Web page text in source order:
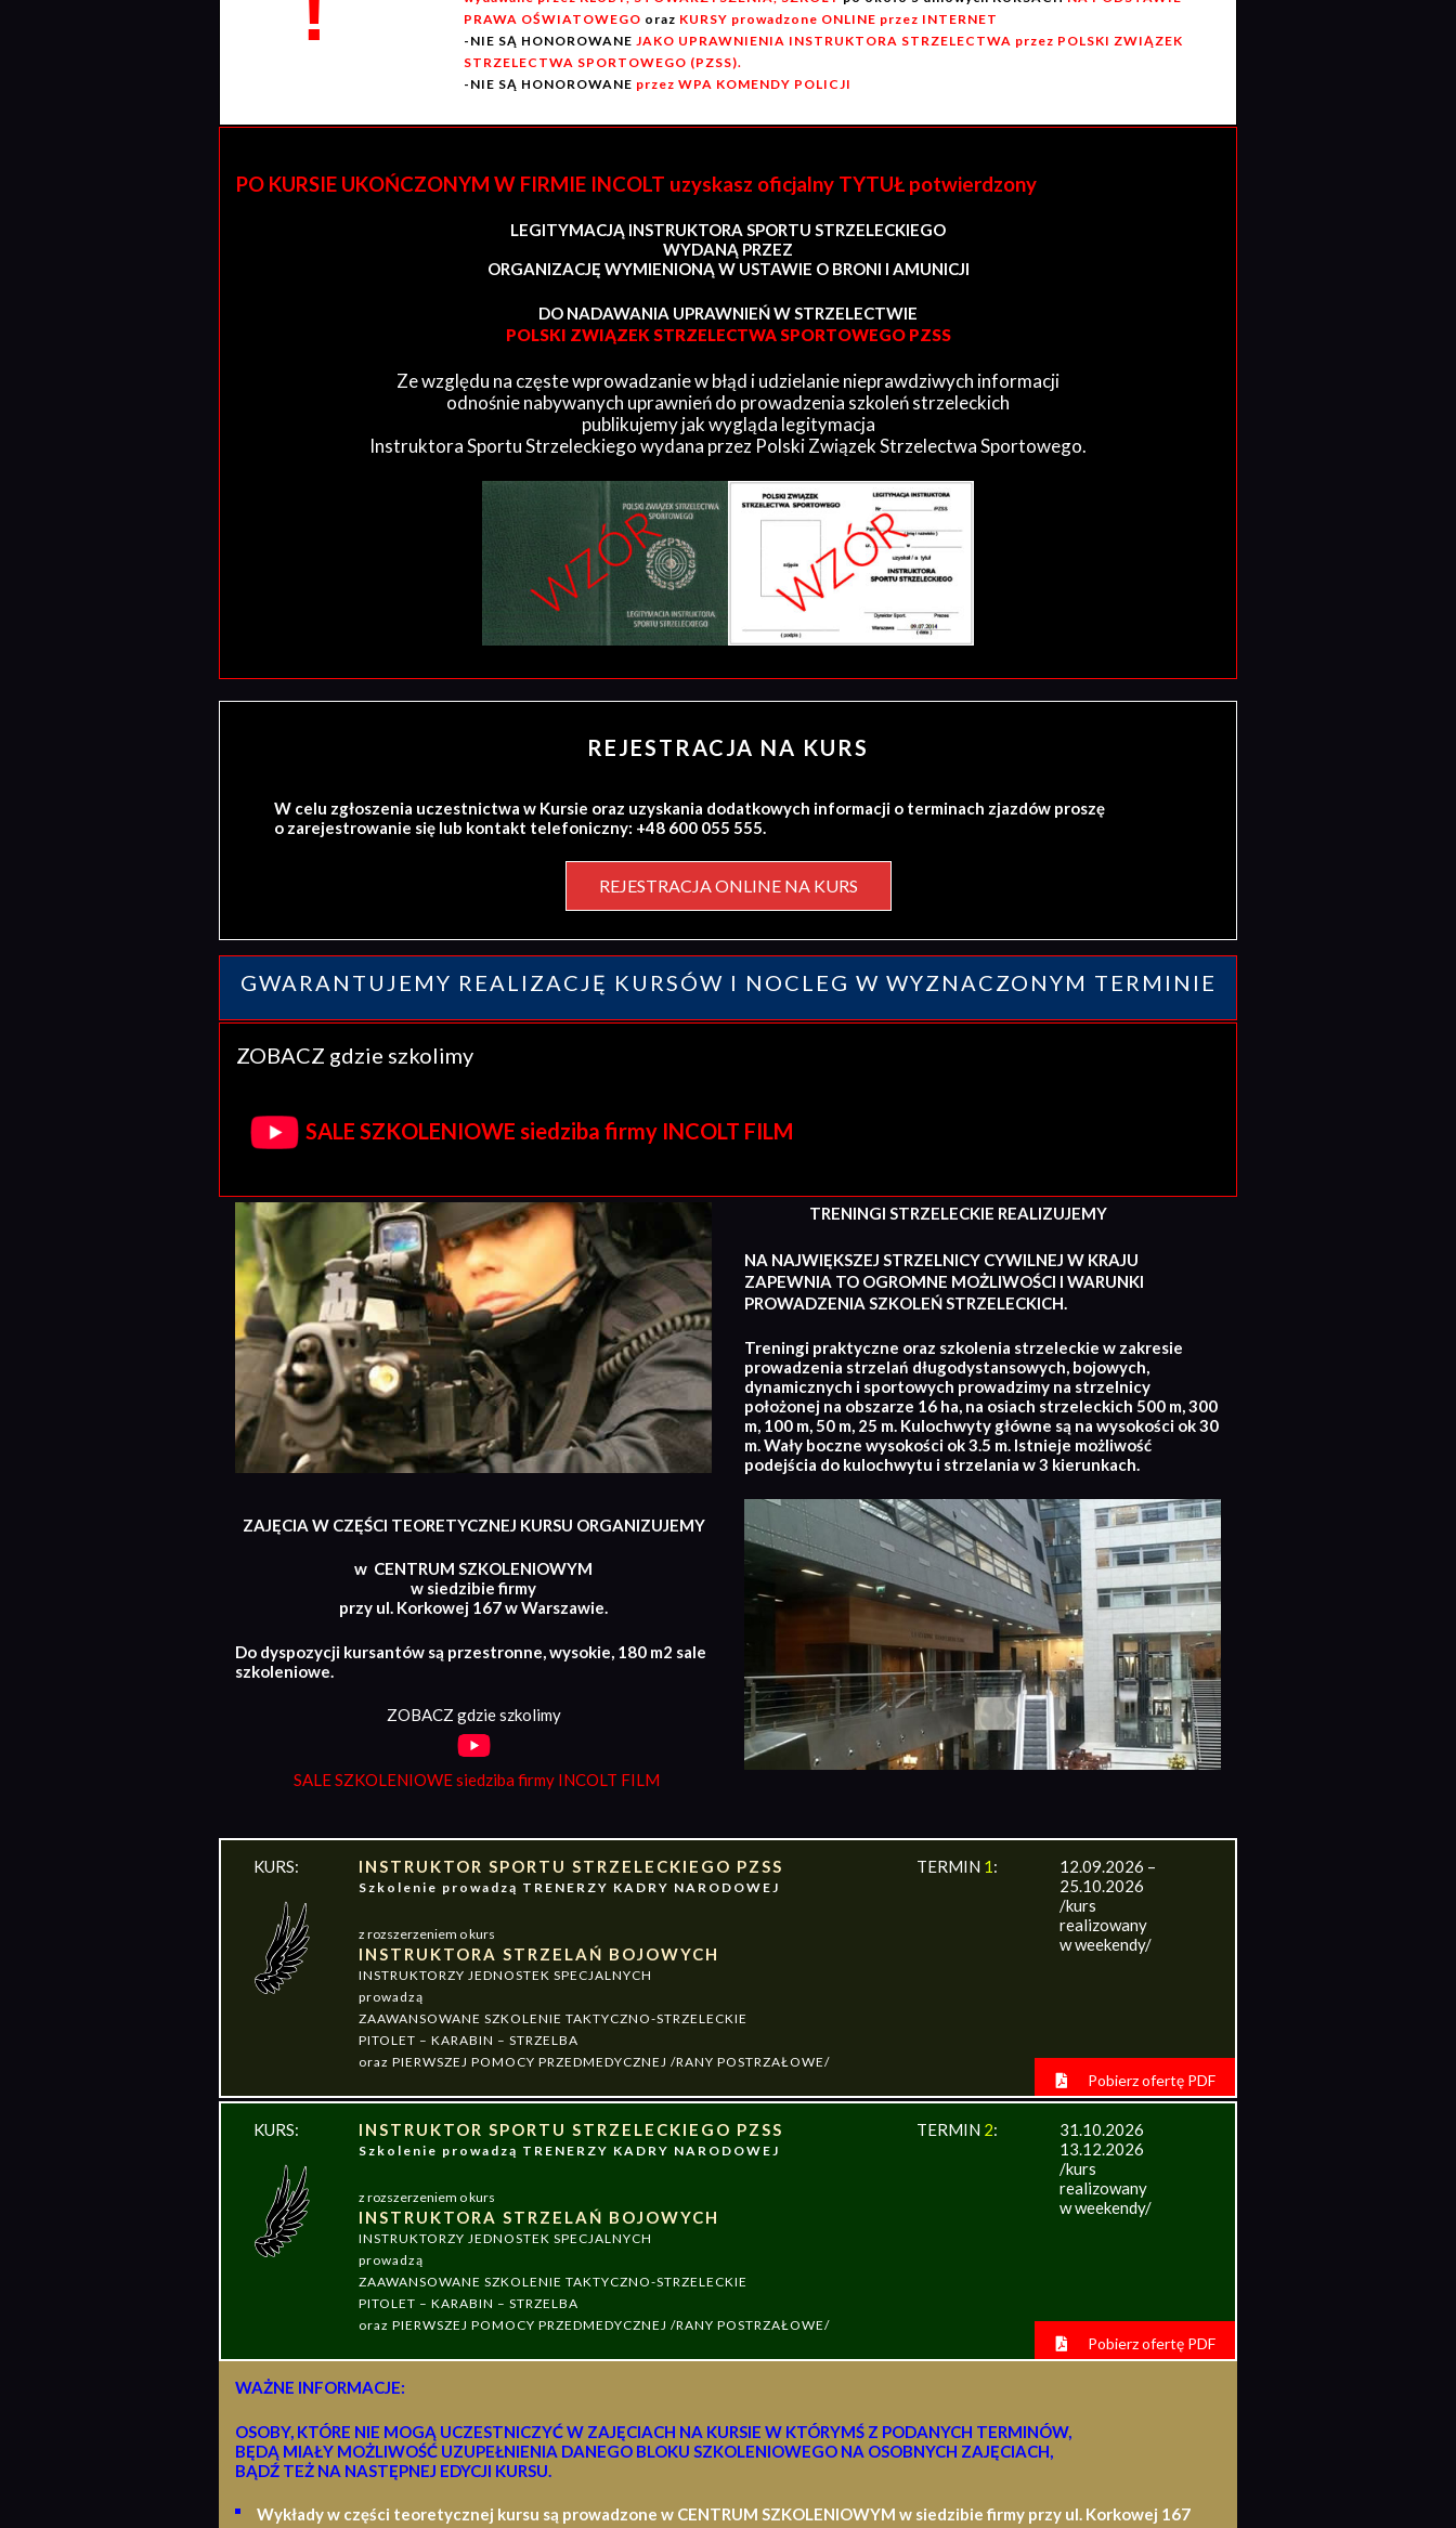
PRAWA OŚWIATOWEGO oraz KURSY prowadzone ONLINE przez INTERNET
-NIE SĄ HONOROWANE JAKO UPRAWNIENIA INSTRUKTORA STRZELECTWA przez POLSKI ZWIĄZEK
STRZELECTWA SPORTOWEGO (PZSS).
-NIE SĄ HONOROWANE przez WPA KOMENDY POLICJI
PO KURSIE UKOŃCZONYM W FIRMIE INCOLT uzyskasz oficjalny TYTUŁ potwierdzony
LEGITYMACJĄ INSTRUKTORA SPORTU STRZELECKIEGO
WYDANĄ PRZEZ
ORGANIZACJĘ WYMIENIONĄ W USTAWIE O BRONI I AMUNICJI
DO NADAWANIA UPRAWNIEŃ W STRZELECTWIE
POLSKI ZWIĄZEK STRZELECTWA SPORTOWEGO PZSS
Ze względu na częste wprowadzanie w błąd i udzielanie nieprawdziwych informacji
odnośnie nabywanych uprawnień do prowadzenia szkoleń strzeleckich
publikujemy jak wygląda legitymacja
Instruktora Sportu Strzeleckiego wydana przez Polski Związek Strzelectwa Sportowego.
REJESTRACJA NA KURS
W celu zgłoszenia uczestnictwa w Kursie oraz uzyskania dodatkowych informacji o terminach zjazdów proszę
o zarejestrowanie się lub kontakt telefoniczny: +48 600 055 555.
REJESTRACJA ONLINE NA KURS
GWARANTUJEMY REALIZACJĘ KURSÓW I NOCLEG W WYZNACZONYM TERMINIE
ZOBACZ gdzie szkolimy
SALE SZKOLENIOWE siedziba firmy INCOLT FILM
TRENINGI STRZELECKIE REALIZUJEMY
NA NAJWIĘKSZEJ STRZELNICY CYWILNEJ W KRAJU
ZAPEWNIA TO OGROMNE MOŻLIWOŚCI I WARUNKI
PROWADZENIA SZKOLEŃ STRZELECKICH.
Treningi praktyczne oraz szkolenia strzeleckie w zakresie
prowadzenia strzelań długodystansowych, bojowych,
dynamicznych i sportowych prowadzimy na strzelnicy
położonej na obszarze 16 ha, na osiach strzeleckich 500 m, 300
m, 100 m, 50 m, 25 m. Kulochwyty główne są na wysokości ok 30
m. Wały boczne wysokości ok 3.5 m. Istnieje możliwość
podejścia do kulochwytu i strzelania w 3 kierunkach.
ZAJĘCIA W CZĘŚCI TEORETYCZNEJ KURSU ORGANIZUJEMY
w CENTRUM SZKOLENIOWYM
w siedzibie firmy
przy ul. Korkowej 167 w Warszawie.
Do dyspozycji kursantów są przestronne, wysokie, 180 m2 sale
szkoleniowe.
ZOBACZ gdzie szkolimy
SALE SZKOLENIOWE siedziba firmy INCOLT FILM
KURS: INSTRUKTOR SPORTU STRZELECKIEGO PZSS
Szkolenie prowadzą TRENERZY KADRY NARODOWEJ
z rozszerzeniem o kurs
INSTRUKTORA STRZELAŃ BOJOWYCH
INSTRUKTORZY JEDNOSTEK SPECJALNYCH
prowadzą
ZAAWANSOWANE SZKOLENIE TAKTYCZNO-STRZELECKIE
PITOLET – KARABIN – STRZELBA
oraz PIERWSZEJ POMOCY PRZEDMEDYCZNEJ /RANY POSTRZAŁOWE/
TERMIN 1:
12.09.2026 –
25.10.2026
/kurs
realizowany
w weekendy/
Pobierz ofertę PDF
KURS: INSTRUKTOR SPORTU STRZELECKIEGO PZSS
Szkolenie prowadzą TRENERZY KADRY NARODOWEJ
z rozszerzeniem o kurs
INSTRUKTORA STRZELAŃ BOJOWYCH
INSTRUKTORZY JEDNOSTEK SPECJALNYCH
prowadzą
ZAAWANSOWANE SZKOLENIE TAKTYCZNO-STRZELECKIE
PITOLET – KARABIN – STRZELBA
oraz PIERWSZEJ POMOCY PRZEDMEDYCZNEJ /RANY POSTRZAŁOWE/
TERMIN 2:
31.10.2026
13.12.2026
/kurs
realizowany
w weekendy/
Pobierz ofertę PDF
WAŻNE INFORMACJE:
OSOBY, KTÓRE NIE MOGĄ UCZESTNICZYĆ W ZAJĘCIACH NA KURSIE W KTÓRYMŚ Z PODANYCH TERMINÓW,
BĘDĄ MIAŁY MOŻLIWOŚĆ UZUPEŁNIENIA DANEGO BLOKU SZKOLENIOWEGO NA OSOBNYCH ZAJĘCIACH,
BĄDŹ TEŻ NA NASTĘPNEJ EDYCJI KURSU.
Wykłady w części teoretycznej kursu są prowadzone w CENTRUM SZKOLENIOWYM w siedzibie firmy przy ul. Korkowej 167